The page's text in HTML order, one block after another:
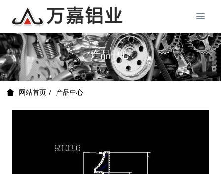
产品中心
网站首页 产品中心